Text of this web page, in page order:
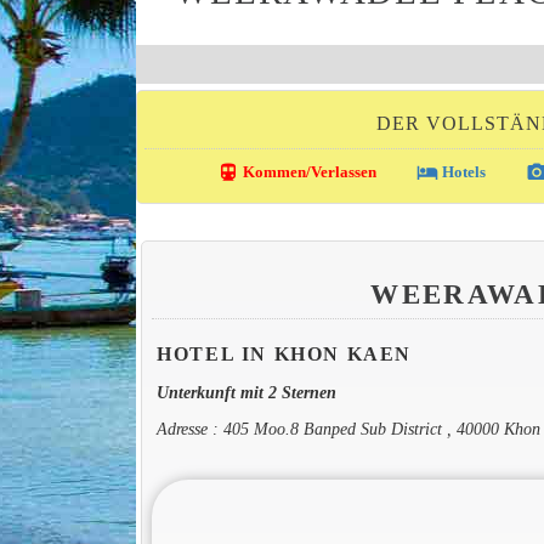
DER
directions_transit Kommen/Verlassen local_hotelHotels
HOTEL IN KHON KAEN
Unterkunft mit 2 Sternen
Adresse : 405 Moo.8 Banped Sub District , 40000 Khon